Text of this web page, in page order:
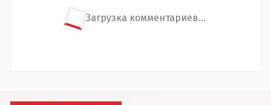
Загрузка комментариев...